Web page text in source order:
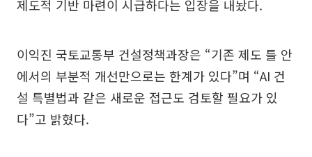
제도적 기반 마련이 시급하다는 입장을 내놨다.
이익진 국토교통부 건설정책과장은 “기존 제도 틀 안
에서의 부분적 개선만으로는 한계가 있다”며 “AI 건
설 특별법과 같은 새로운 접근도 검토할 필요가 있
다”고 밝혔다.